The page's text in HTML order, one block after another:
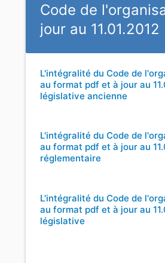
Code de
jour au 11.01.2012
L'intégralité du Code de
au format pdf et à jour au
législative ancienne
L'intégralité du Code de
au format pdf et à jour au
réglementaire
L'intégralité du Code de
au format pdf et à jour au
législative